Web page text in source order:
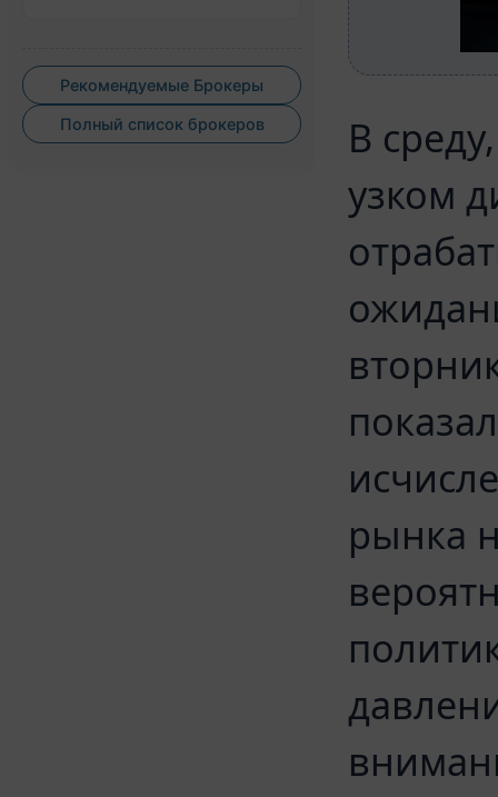
Рекомендуемые Брокеры
Полный список брокеров
В
узком
рынка